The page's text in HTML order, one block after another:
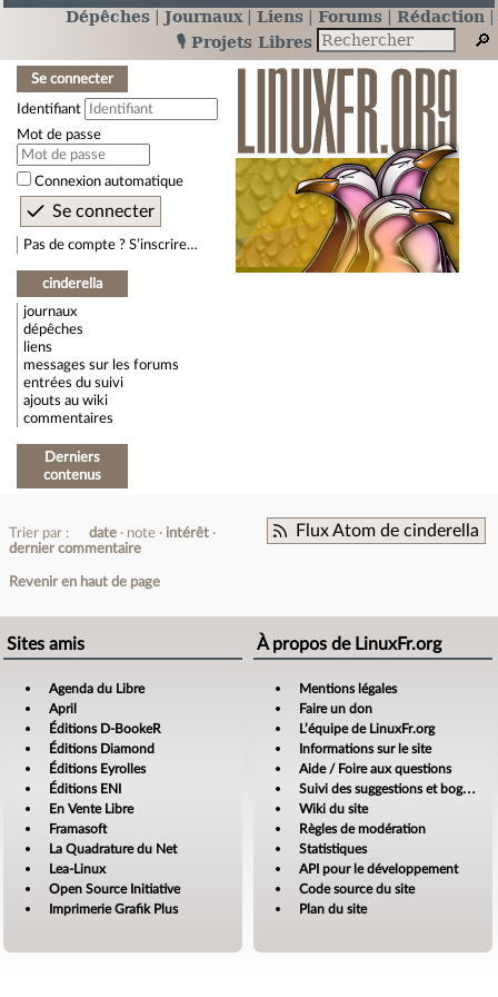
Dépêches Journaux Liens Forums
Rédaction
🎙️ Projets Libres
Se connecter
Identifiant
Mot de passe
Connexion automatique
Pas de compte ? S’inscrire…
cinderella
journaux
dépêches
liens
messages sur les forums
entrées du suivi
ajouts au wiki
commentaires
Derniers
contenus
Flux Atom de cinderella
Trier par : date note
intérêt
dernier commentaire
Revenir en haut de page
Sites amis
Agenda du Libre
April
Éditions D-BookeR
Éditions Diamond
Éditions Eyrolles
Éditions ENI
En Vente Libre
Framasoft
La Quadrature du Net
Lea-Linux
Open Source Initiative
Imprimerie Grafik Plus
À propos de LinuxFr.org
Mentions légales
Faire un don
L’équipe de LinuxFr.org
Informations sur le site
Aide / Foire aux questions
Suivi des suggestions et bogues
Wiki du site
Règles de modération
Statistiques
API pour le développement
Code source du site
Plan du site